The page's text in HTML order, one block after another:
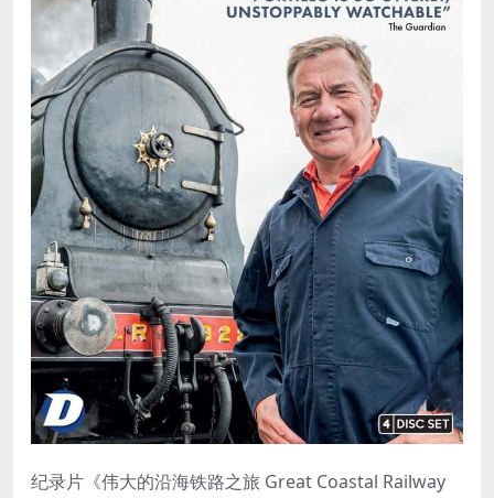
纪录片《伟大的沿海铁路之旅 Great Coastal Railway